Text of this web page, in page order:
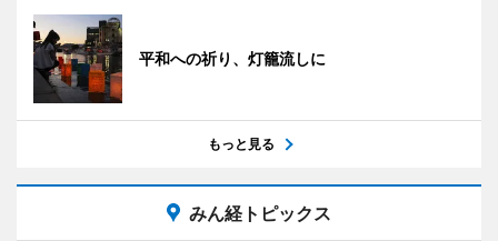
平和への祈り、灯籠流しに
もっと見る
みん経トピックス